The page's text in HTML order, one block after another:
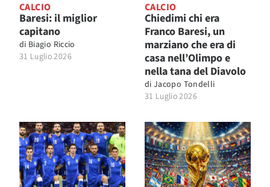
CALCIO
Baresi: il miglior
capitano
di Biagio Riccio
31 Luglio 2026
CALCIO
Chiedimi chi era
Franco Baresi, un
marziano che era di
casa nell’Olimpo e
nella tana del Diavolo
di Jacopo Tondelli
31 Luglio 2026